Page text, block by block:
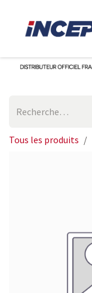
Tous les produits